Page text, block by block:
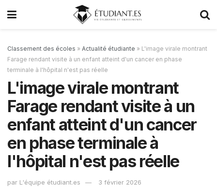
Classement des écoles » Actualité étudiante » L'image virale montrant
Farage rendant visite à un enfant atteint d'un cancer en phase
terminale à l'hôpital n'est pas réelle
L'image virale montrant
Farage rendant visite à un
enfant atteint d'un cancer
en phase terminale à
l'hôpital n'est pas réelle
par L'équipe étudiant.es
3 février 2026